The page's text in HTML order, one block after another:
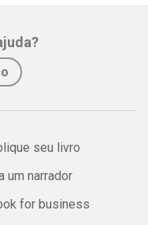
seu livro
um narrador
for business